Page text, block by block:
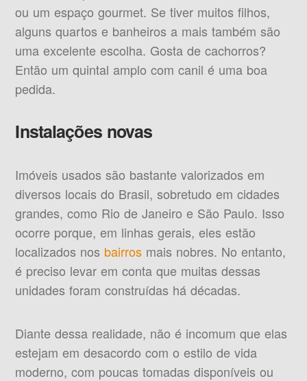
ou um espaço gourmet. Se tiver muitos filhos,
alguns quartos e banheiros a mais também são
uma excelente escolha. Gosta de cachorros?
Então um quintal amplo com canil é uma boa
pedida.
Instalações novas
Imóveis usados são bastante valorizados em
diversos locais do Brasil, sobretudo em cidades
grandes, como Rio de Janeiro e São Paulo. Isso
ocorre porque, em linhas gerais, eles estão
localizados nos bairros mais nobres. No entanto,
é preciso levar em conta que muitas dessas
unidades foram construídas há décadas.
Diante dessa realidade, não é incomum que elas
estejam em desacordo com o estilo de vida
moderno, com poucas tomadas disponíveis ou